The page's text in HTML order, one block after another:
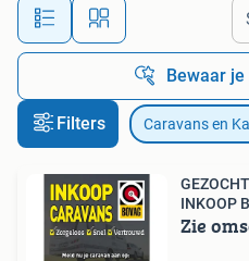
Alle
Bewaar
Filters Caravans en
Zie